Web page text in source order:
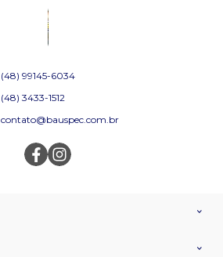
(48) 99145-6034
(48) 3433-1512
contato@bauspec.com.br